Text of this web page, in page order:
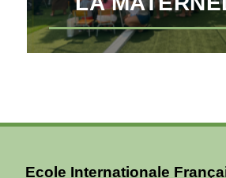
Ecole Internationale